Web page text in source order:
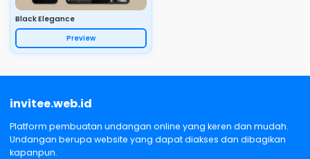
Black Elegance
Preview
invitee.web.id
Platform pembuatan undangan online yang keren dan mudah.
Undangan berupa website yang dapat diakses dan dibagikan
kapanpun.